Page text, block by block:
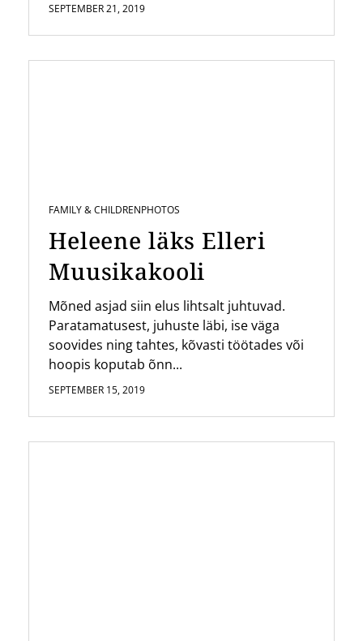
SEPTEMBER 21, 2019
FAMILY & CHILDRENPHOTOS
Heleene läks Elleri
Muusikakooli
Mõned asjad siin elus lihtsalt juhtuvad.
Paratamatusest, juhuste läbi, ise väga
soovides ning tahtes, kõvasti töötades või
hoopis koputab õnn...
SEPTEMBER 15, 2019